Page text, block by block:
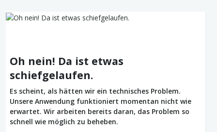
Oh nein! Da ist etwas
schiefgelaufen.
Es scheint, als hätten wir ein technisches Problem.
Unsere Anwendung funktioniert momentan nicht wie
erwartet. Wir arbeiten bereits daran, das Problem so
schnell wie möglich zu beheben.